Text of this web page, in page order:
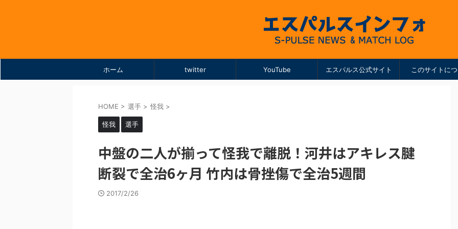
ホーム twitter YouTube エスパルス公式サイト このサイトに
HOME > 選手 > 怪我 >
怪我 選手
中盤の二人が揃って怪我で離脱！河井はアキレス腱
断裂で全治6ヶ月 竹内は骨挫傷で全治5週間
2017/2/26